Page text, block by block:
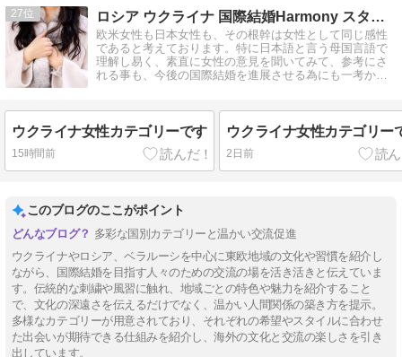
27 ロシア ウクライナ 国際結婚Harmony スタッフブログ
欧米女性も日本女性も、その根幹は女性として同じ感性
であると考えております。特に日本語と言う母国言語で
理解し易く、素直に女性の意見を聞いてみて、参考にさ
れる事も、今後の国際結婚を進展させる為にも一考かと
ウクライナ女性カテゴリーです
15時間前
ウクライナ女性カテゴリー
2日前
このブログのここがポイント
多彩な国別カテゴリーと温かい交流促進
ウクライナやロシア、ベラルーシを中心に東欧地域の文化や習慣を紹介し
ながら、国際結婚を目指す人々のための交流の場を活き活きと伝えていま
す。伝統的な刺繍や風習に触れ、地域ごとの特色や魅力を紹介すること
で、文化の深遠さを伝えるだけでなく、温かい人間関係の築き方を提示。
多様なカテゴリーが用意されており、それぞれの希望やスタイルに合わせ
た出会いが期待できる仕組みを紹介し、海外の文化と交流の楽しさを引き
出しています。